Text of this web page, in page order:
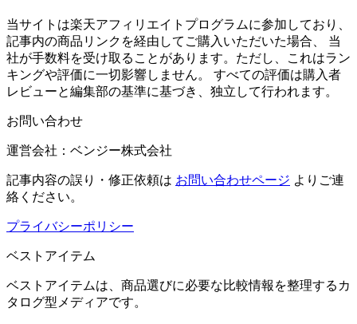
当サイトは楽天アフィリエイトプログラムに参加しており、
記事内の商品リンクを経由してご購入いただいた場合、 当
社が手数料を受け取ることがあります。ただし、これはラン
キングや評価に一切影響しません。 すべての評価は購入者
レビューと編集部の基準に基づき、独立して行われます。
お問い合わせ
運営会社：ベンジー株式会社
記事内容の誤り・修正依頼は お問い合わせページ よりご連
絡ください。
プライバシーポリシー
ベストアイテム
ベストアイテムは、商品選びに必要な比較情報を整理するカ
タログ型メディアです。